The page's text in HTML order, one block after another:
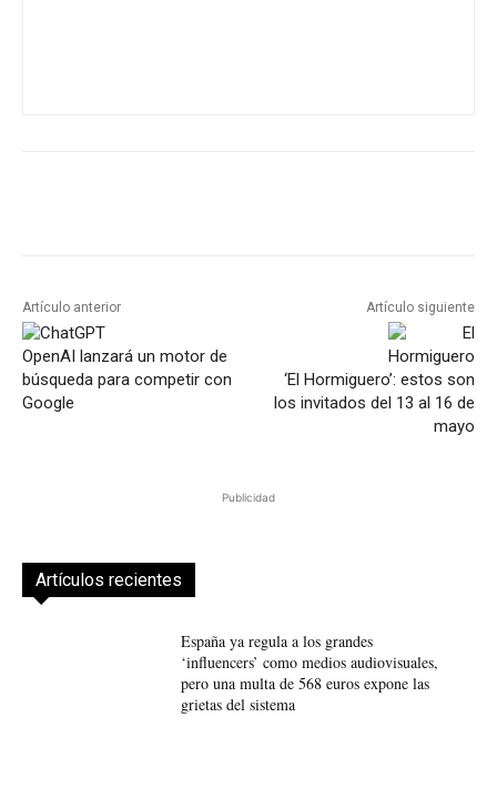
Artículo anterior
OpenAI lanzará un motor de
búsqueda para competir con
Google
Artículo siguiente
‘El Hormiguero’: estos son
los invitados del 13 al 16 de
mayo
Publicidad
Artículos recientes
España ya regula a los grandes
‘influencers’ como medios audiovisuales,
pero una multa de 568 euros expone las
grietas del sistema